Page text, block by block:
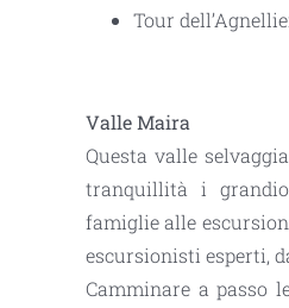
Tour
Valle Maira
Questa valle
tranquillità i
famigliealle
escursionisti esperti,
Camminare a passo